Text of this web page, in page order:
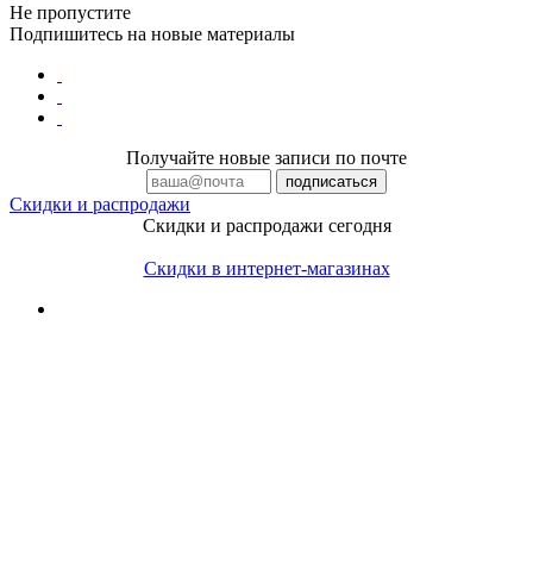
Не пропустите
Подпишитесь на новые материалы
Получайте новые записи по почте
Скидки и распродажи
Скидки и распродажи сегодня
Скидки в интернет-магазинах